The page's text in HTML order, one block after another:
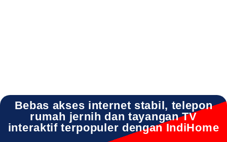
Bebas akses internet stabil, telepon
rumah jernih dan tayangan TV
interaktif terpopuler dengan IndiHome